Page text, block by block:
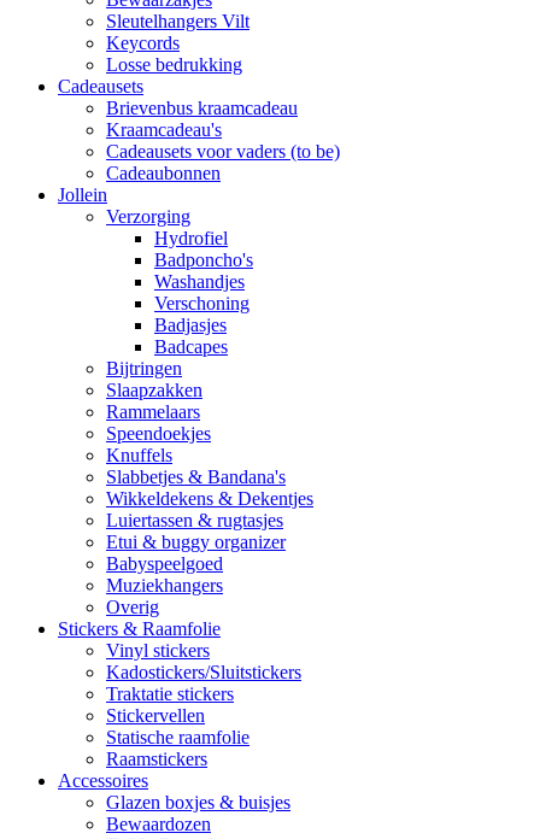
Sleutelhangers Vilt
Keycords
Losse bedrukking
Cadeausets
Brievenbus kraamcadeau
Kraamcadeau's
Cadeausets voor vaders (to be)
Cadeaubonnen
Jollein
Verzorging
Hydrofiel
Badponcho's
Washandjes
Verschoning
Badjasjes
Badcapes
Bijtringen
Slaapzakken
Rammelaars
Speendoekjes
Knuffels
Slabbetjes & Bandana's
Wikkeldekens & Dekentjes
Luiertassen & rugtasjes
Etui & buggy organizer
Babyspeelgoed
Muziekhangers
Overig
Stickers & Raamfolie
Vinyl stickers
Kadostickers/Sluitstickers
Traktatie stickers
Stickervellen
Statische raamfolie
Raamstickers
Accessoires
Glazen boxjes & buisjes
Bewaardozen